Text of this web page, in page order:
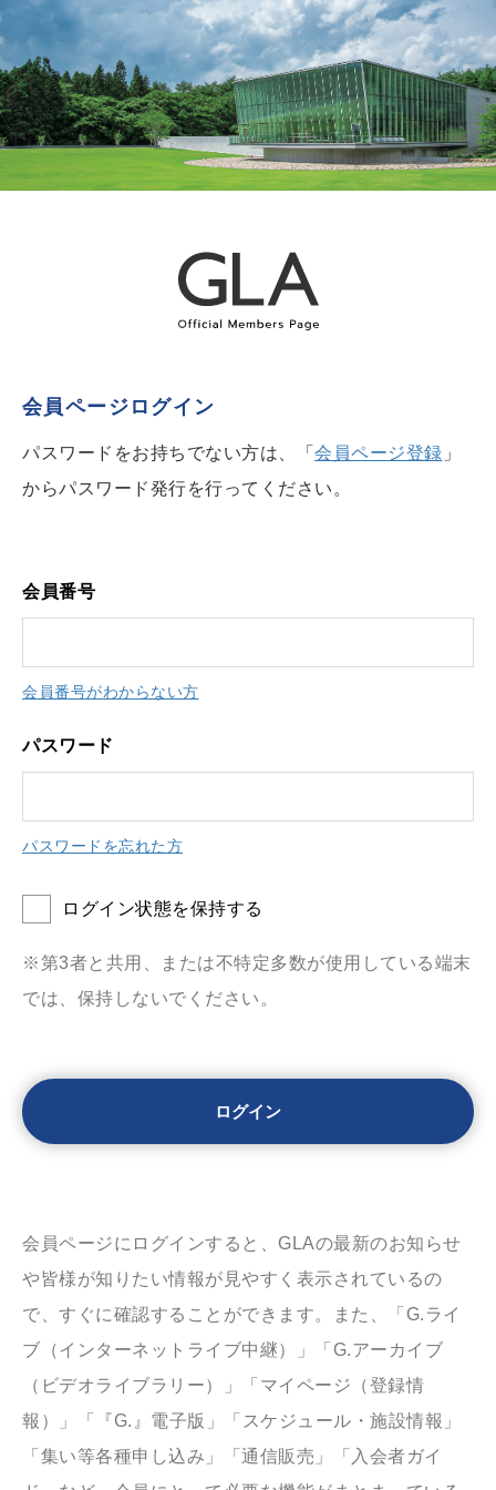
会員ページログイン
パスワードをお持ちでない方は、「 会員ページ登録 」
からパスワード発行を行ってください。
会員番号
会員番号がわからない方
パスワード
パスワードを忘れた方
ログイン状態を保持する
※第3者と共用、または不特定多数が使用している端末
では、保持しないでください。
会員ページにログインすると、GLAの最新のお知らせ
や皆様が知りたい情報が見やすく表示されているの
で、すぐに確認することができます。また、「G.ライ
ブ（インターネットライブ中継）」「G.アーカイブ
（ビデオライブラリー）」「マイページ（登録情
報）」「『G.』電子版」「スケジュール・施設情報」
「集い等各種申し込み」「通信販売」「入会者ガイ